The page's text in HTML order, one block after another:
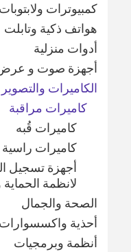
كمبيوترات ولابتوبات
هواتف ذكية وتابلت
أدوات منزلية
أجهزة صوت و
الكاميرات والتصوير
كاميرات مراقبة
كاميرات قُبه
كاميرات راسية
أجهزة تسجيل
لانظمة الحماية
الصحة والجمال
أحذية واكسسوارات
أنظمة وبرمجيات